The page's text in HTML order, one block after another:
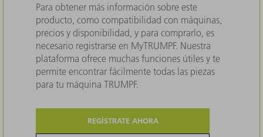
Para obtener más información sobre este
producto, como compatibilidad con máquinas,
precios y disponibilidad, y para comprarlo, es
necesario registrarse en MyTRUMPF. Nuestra
plataforma ofrece muchas funciones útiles y te
permite encontrar fácilmente todas las piezas
para tu máquina TRUMPF.
REGÍSTRATE AHORA